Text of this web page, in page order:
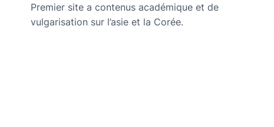
Premier site a contenus académique et de
vulgarisation sur l’asie et la Corée.